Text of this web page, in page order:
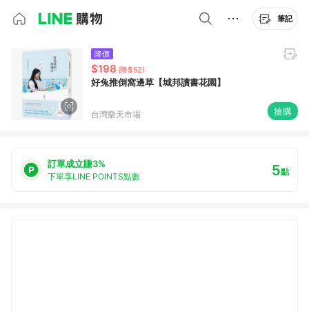
筆記
降價
$198 (降$52)
好兔推倒窩邊草【城邦讀書花園】
台灣樂天市場 搶購
訂單成立賺3%
下單享LINE POINTS點數 5點